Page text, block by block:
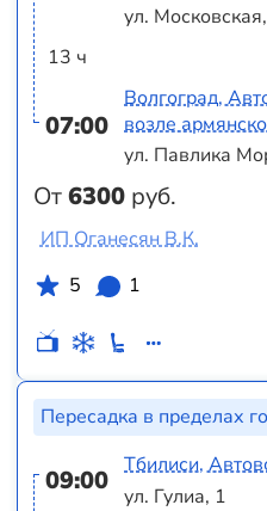
13 ч
07:00
От6300 руб.
ул.
Волгоград,
возле
ул. Павлика
ИП Оганесян В.К.
5
1
Пересадка в пределах
09:00
Тбилиси,
ул. Гулиа, 1